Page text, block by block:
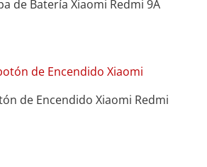
de Batería Xiaomi Redmi 9A
de Encendido Xiaomi Redmi